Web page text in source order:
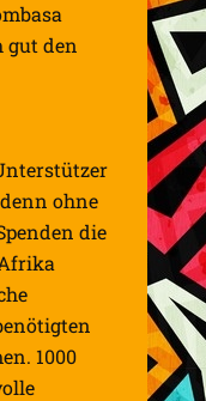
gut den
ohne
die
1000